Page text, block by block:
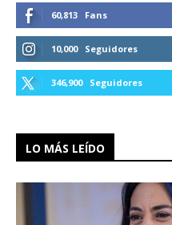
60,813 Fans
10,000 Seguidores
346,900 Seguidores
LO MÁS LEÍDO